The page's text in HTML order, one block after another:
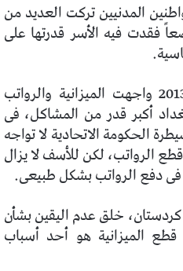
المدنيين تركت العديد من
فقدت فيه الأسر قدرتها على
وبينت، أنه منذ نهاية عام 2013 واجهت الميزانية والرواتب
أكبر قدر من المشاكل، فى
الحكومة الاتحادية لا تواجه
قطع الرواتب، لكن للأسف لا يزال
دفع الرواتب بشكل طبيعى.
كردستان، خلق عدم اليقين بشأن
قطع الميزانية هو أحد أسباب